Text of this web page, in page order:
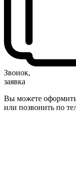
Звонок,
заявка
Вы можете оформить
или позвонить по